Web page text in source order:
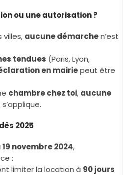
ou une autorisation ?
villes, aucune démarchen’est
tendues (Paris, Lyon,
en mairiepeut être
chambre chez toi, aucune
2025
novembre 2024,
:
limiter la location à 90 jours